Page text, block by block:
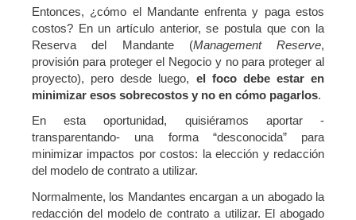
Entonces, ¿cómo el Mandante enfrenta y paga estos
costos? En un artículo anterior, se postula que con la
Reserva del Mandante (Management Reserve,
provisión para proteger el Negocio y no para proteger al
proyecto), pero desde luego, el foco debe estar en
minimizar esos sobrecostos y no en cómo pagarlos.
En esta oportunidad, quisiéramos aportar -
transparentando- una forma “desconocida” para
minimizar impactos por costos: la elección y redacción
del modelo de contrato a utilizar.
Normalmente, los Mandantes encargan a un abogado la
redacción del modelo de contrato a utilizar. El abogado